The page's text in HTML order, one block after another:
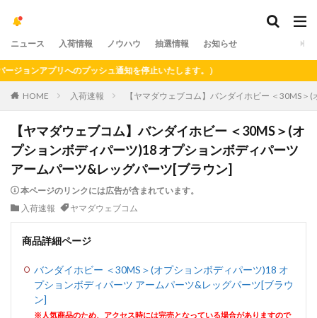
ニュース 入荷情報 ノウハウ 抽選情報 お知らせ
アプリへのプッシュ通知を停止いたします。）
HOME 入荷速報 【ヤマダウェブコム】バンダイホビー ＜30MS
【ヤマダウェブコム】バンダイホビー ＜30MS＞(オ
プションボディパーツ)18 オプションボディパーツ
アームパーツ&レッグパーツ[ブラウン]
本ページのリンクには広告が含まれています。
入荷速報
ヤマダウェブコム
商品詳細ページ
バンダイホビー ＜30MS＞(オプションボディパーツ)18 オ
プションボディパーツ アームパーツ&レッグパーツ[ブラウ
ン]
※人気商品のため、アクセス時には完売となっている場合がありますので